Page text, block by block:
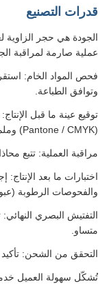
قدرات التصنيع
الجودة هي حجر الزاوية
عملية صارمة لمراقبة الجودة
فحص المواد الخام:
وتوافق الطباعة.
توقيع عينة ما قبل
(Pantone / CMYK) وملمس السطح.
مراقبة العملية: تتبع
اختبارات ما بعد
والفحوصات الرطوبة
التفتيش البصري
متساو.
التحقق من الشحن: تأكيد
تُشكّل سهولة العميل